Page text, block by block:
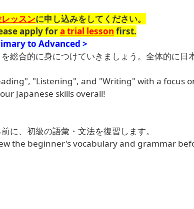
ッスンに申し込みをしてください。
apply fora trial lesson first.
to Advanced >
総合的に身につけていきましょう。全体的に日
"Listening", and "Writing" with a focus
Japanese skills overall!
に、初級の語彙・文法を復習します。
the beginner's vocabulary and grammar